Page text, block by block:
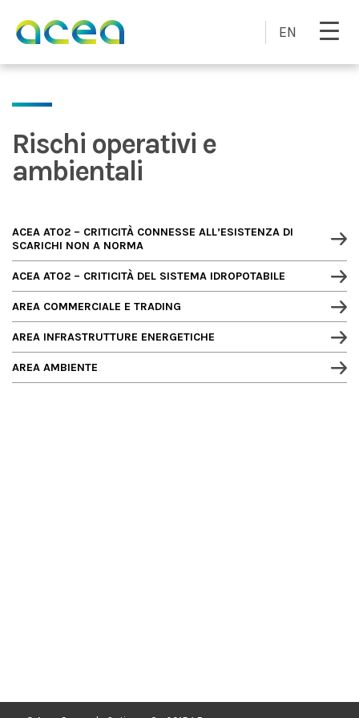
EN
Rischi operativi e
ambientali
ACEA ATO2 – CRITICITÀ CONNESSE ALL’ESISTENZA DI
SCARICHI NON A NORMA
ACEA ATO2 – CRITICITÀ DEL SISTEMA IDROPOTABILE
AREA COMMERCIALE E TRADING
AREA INFRASTRUTTURE ENERGETICHE
AREA AMBIENTE